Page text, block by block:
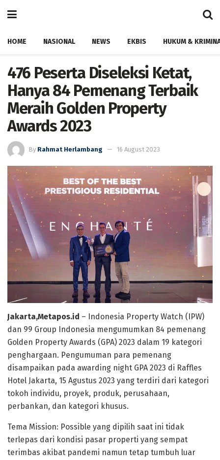
HOME NASIONAL NEWS EKBIS HUKUM &
476 Peserta Diseleksi Ketat,
Hanya 84 Pemenang Terbaik
Meraih Golden Property
Awards 2023
By Rahmat Herlambang 16 August 2023
Jakarta,Metapos.id – Indonesia Property Watch (IPW)
dan 99 Group Indonesia mengumumkan 84 pemenang
Golden Property Awards (GPA) 2023 dalam 19 kategori
penghargaan. Pengumuman para pemenang
disampaikan pada awarding night GPA 2023 di Raffles
Hotel Jakarta, 15 Agustus 2023 yang terdiri dari kategori
tokoh individu, proyek, produk, perusahaan,
perbankan, dan kategori khusus.
Tema Mission: Possible yang dipilih saat ini tidak
terlepas dari kondisi pasar properti yang sempat
terimbas akibat pandemi namun tetap tumbuh luar